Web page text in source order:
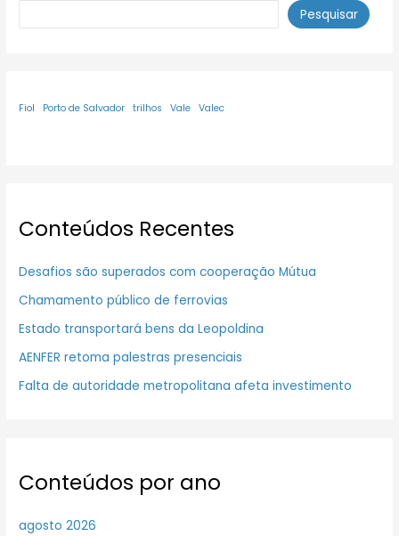
Pesquisar
Fiol Porto de Salvador trilhos Vale Valec
Conteúdos Recentes
Desafios são superados com cooperação Mútua
Chamamento público de ferrovias
Estado transportará bens da Leopoldina
AENFER retoma palestras presenciais
Falta de autoridade metropolitana afeta investimento
Conteúdos por ano
agosto 2026